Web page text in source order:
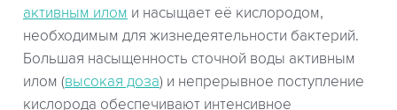
активным илом и насыщает её кислородом,
необходимым для жизнедеятельности бактерий.
Большая насыщенность сточной воды активным
илом (высокая доза) и непрерывное поступление
кислорода обеспечивают интенсивное